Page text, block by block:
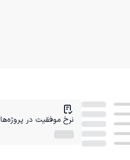
نرخ موفقیت در پروژه‌ها